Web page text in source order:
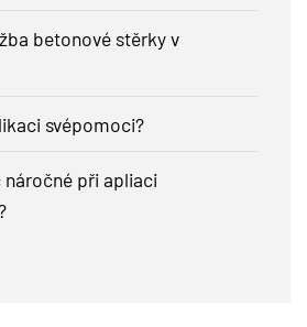
betonové stěrky v
svépomoci?
náročné při apliaci